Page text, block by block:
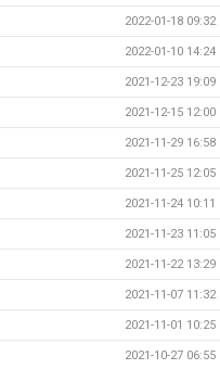
2022-01-18 09:32
2022-01-10 14:24
2021-12-23 19:09
2021-12-15 12:00
2021-11-29 16:58
2021-11-25 12:05
2021-11-24 10:11
2021-11-23 11:05
2021-11-22 13:29
2021-11-07 11:32
2021-11-01 10:25
2021-10-27 06:55